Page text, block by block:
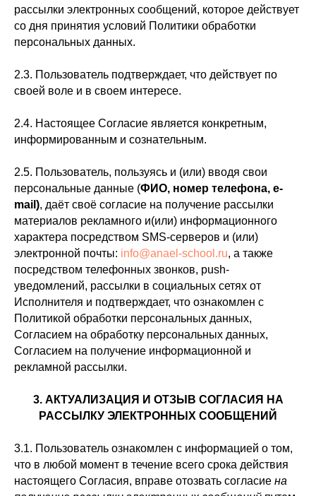
рассылки электронных сообщений, которое действует
со дня принятия условий Политики обработки
персональных данных.
2.3. Пользователь подтверждает, что действует по
своей воле и в своем интересе.
2.4. Настоящее Согласие является конкретным,
информированным и сознательным.
2.5. Пользователь, пользуясь и (или) вводя свои
персональные данные (ФИО, номер телефона, e-
mail), даёт своё согласие на получение рассылки
материалов рекламного и(или) информационного
характера посредством SMS-серверов и (или)
электронной почты: info@anael-school.ru, а также
посредством телефонных звонков, push-
уведомлений, рассылки в социальных сетях от
Исполнителя и подтверждает, что ознакомлен с
Политикой обработки персональных данных,
Согласием на обработку персональных данных,
Согласием на получение информационной и
рекламной рассылки.
3. АКТУАЛИЗАЦИЯ И ОТЗЫВ СОГЛАСИЯ НА
РАССЫЛКУ ЭЛЕКТРОННЫХ СООБЩЕНИЙ
3.1. Пользователь ознакомлен с информацией о том,
что в любой момент в течение всего срока действия
настоящего Согласия, вправе отозвать согласие на